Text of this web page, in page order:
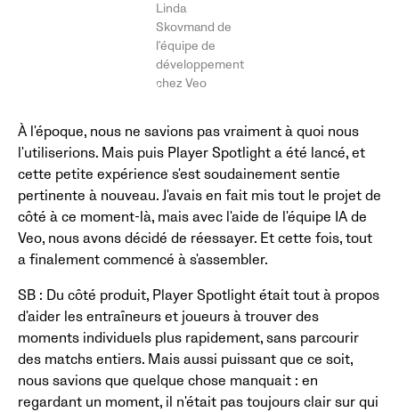
Linda
Skovmand de
l'équipe de
développement
chez Veo
À l'époque, nous ne savions pas vraiment à quoi nous
l'utiliserions. Mais puis Player Spotlight a été lancé, et
cette petite expérience s'est soudainement sentie
pertinente à nouveau. J'avais en fait mis tout le projet de
côté à ce moment-là, mais avec l'aide de l'équipe IA de
Veo, nous avons décidé de réessayer. Et cette fois, tout
a finalement commencé à s'assembler.
SB : Du côté produit, Player Spotlight était tout à propos
d'aider les entraîneurs et joueurs à trouver des
moments individuels plus rapidement, sans parcourir
des matchs entiers. Mais aussi puissant que ce soit,
nous savions que quelque chose manquait : en
regardant un moment, il n'était pas toujours clair sur qui